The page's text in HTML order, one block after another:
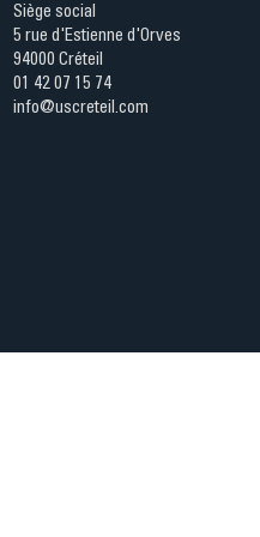
Siège social
5 rue d'Estienne d'Orves
94000 Créteil
01 42 07 15 74
info@uscreteil.com